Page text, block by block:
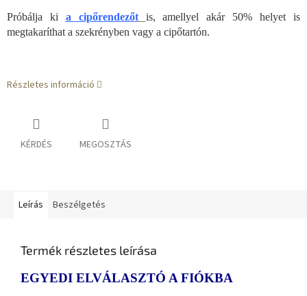
Próbálja ki a cipőrendezőt
is, amellyel akár 50% helyet is
megtakaríthat a szekrényben vagy a cipőtartón.
Részletes információ
KÉRDÉS MEGOSZTÁS
Leírás Beszélgetés
Termék részletes leírása
EGYEDI ELVÁLASZTÓ A FIÓKBA